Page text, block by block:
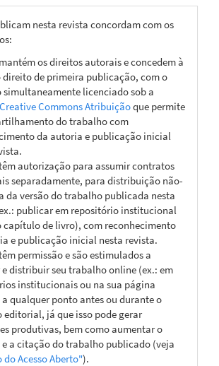
nesta revista concordam com os
os direitos autorais e concedem à
direito de primeira publicação, com o
licenciado sob a
Commons Atribuiçãoque permite
do trabalho com
da autoria e publicação inicial
autorização para assumir contratos
separadamente, para distribuição não-
da versão do trabalho publicada nesta
publicar em repositório institucional
capítulo de livro), com reconhecimento
e publicação inicial nesta revista.
permissão e são estimulados a
distribuir seu trabalho online (ex.: em
institucionais ou na sua página
a qualquer ponto antes ou durante o
editorial, já que isso pode gerar
produtivas, bem como aumentar o
a citação do trabalho publicado (veja
do Acesso Aberto").